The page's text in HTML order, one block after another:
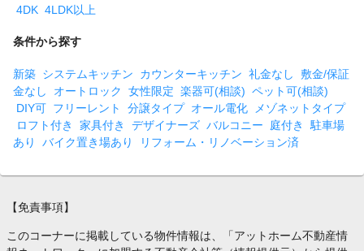
4DK 4LDK以上
条件から探す
新築 システムキッチン カウンターキッチン 礼金なし
敷金/保証
金なし
オートロック 女性限定 楽器可(相談) ペット可(相談)
DIY可 フリーレント 分譲タイプ オール電化
メゾネットタイプ
ロフト付き
家具付き デザイナーズ バルコニー 庭付き
駐車場
あり
バイク置き場あり リフォーム・リノベーション済
【免責事項】
このコーナーに掲載している物件情報は、「アットホーム不動産情